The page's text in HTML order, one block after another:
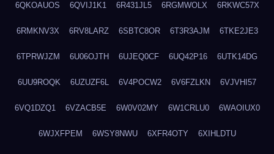
6QKOAUOS 6QVIJ1K1 6R431JL5 6RGMWOLX 6RKWC57X
6RMKNV3X 6RV8LARZ 6SBTC8OR 6T3R3AJM 6TKE2JE3
6TPRWJZM 6U06OJTH 6UJEQ0CF 6UQ42P16 6UTK14DG
6UU9ROQK 6UZUZF6L 6V4POCW2 6V6FZLKN 6VJVHI57
6VQ1DZQ1 6VZACB5E 6W0V02MY 6W1CRLU0 6WAOIUX0
6WJXFPEM 6WSY8NWU 6XFR4OTY 6XIHLDTU